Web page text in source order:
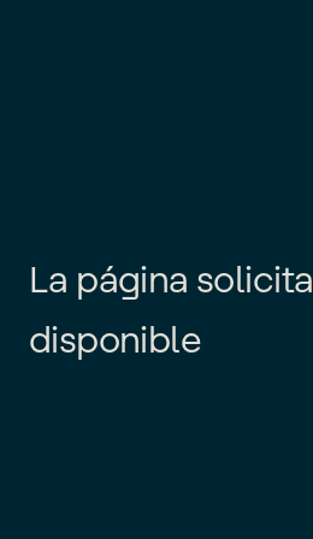
La página solicita
disponible